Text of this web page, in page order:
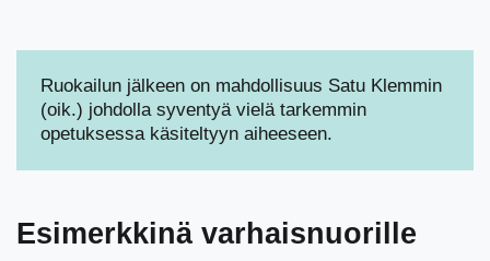
Ruokailun jälkeen on mahdollisuus Satu Klemmin
(oik.) johdolla syventyä vielä tarkemmin
opetuksessa käsiteltyyn aiheeseen.
Esimerkkinä varhaisnuorille